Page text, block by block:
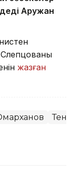
Аружан
жазған